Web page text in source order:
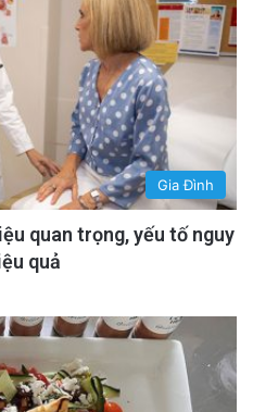
Gia Đình
quan trọng, yếu tố nguy
quả